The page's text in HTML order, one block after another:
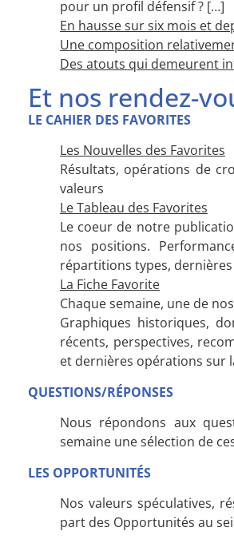
pour un profil défensif ? […]
En hausse sur six mois et
Une composition
Des atouts qui demeurent
Et nos rendez-
LE CAHIER DES FAVORITES
Les Nouvelles des Favorites
Résultats, opérations de
valeurs
Le Tableau des Favorites
Le coeur de notre
nos positions.
répartitions types,
La Fiche Favorite
Chaque semaine, une de
Graphiques historiques,
récents, perspectives,
et dernières opérations sur
QUESTIONS/RÉPONSES
Nous répondons aux
semaine une sélection de
LES OPPORTUNITÉS
Nos valeurs spéculatives,
part des Opportunités au